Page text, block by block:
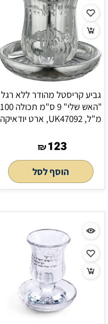
גביע קריסטל מהודר ללא רגל
"האש שלי" 9 ס"מ תכולה 100
מ"ל, UK47092, ארט יודאיקה
₪123
הוסף לסל